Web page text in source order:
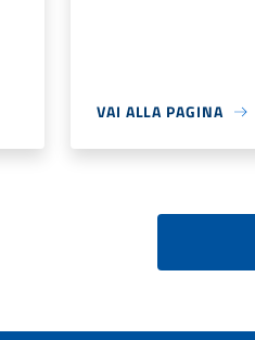
VAI ALLA PAGINA